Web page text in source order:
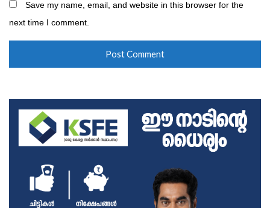
Save my name, email, and website in this browser for the
next time I comment.